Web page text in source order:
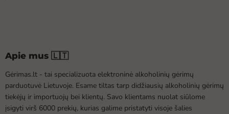
Apie mus 🇱🇹
Gėrimas.lt - tai specializuota elektroninė alkoholinių gėrimų
parduotuvė Lietuvoje. Esame tiltas tarp didžiausių alkoholinių gėrimų
tiekėjų ir importuojų bei klientų. Savo klientams nuolat siūlome
įsigyti virš 6000 prekių, kurias galime pristatyti visoje šalies